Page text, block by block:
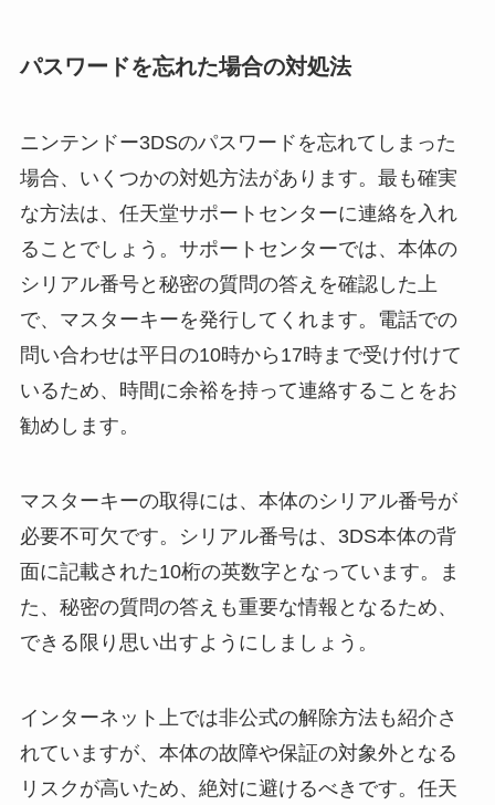
パスワードを忘れた場合の対処法
ニンテンドー3DSのパスワードを忘れてしまった
場合、いくつかの対処方法があります。最も確実
な方法は、任天堂サポートセンターに連絡を入れ
ることでしょう。サポートセンターでは、本体の
シリアル番号と秘密の質問の答えを確認した上
で、マスターキーを発行してくれます。電話での
問い合わせは平日の10時から17時まで受け付けて
いるため、時間に余裕を持って連絡することをお
勧めします。
マスターキーの取得には、本体のシリアル番号が
必要不可欠です。シリアル番号は、3DS本体の背
面に記載された10桁の英数字となっています。ま
た、秘密の質問の答えも重要な情報となるため、
できる限り思い出すようにしましょう。
インターネット上では非公式の解除方法も紹介さ
れていますが、本体の故障や保証の対象外となる
リスクが高いため、絶対に避けるべきです。任天